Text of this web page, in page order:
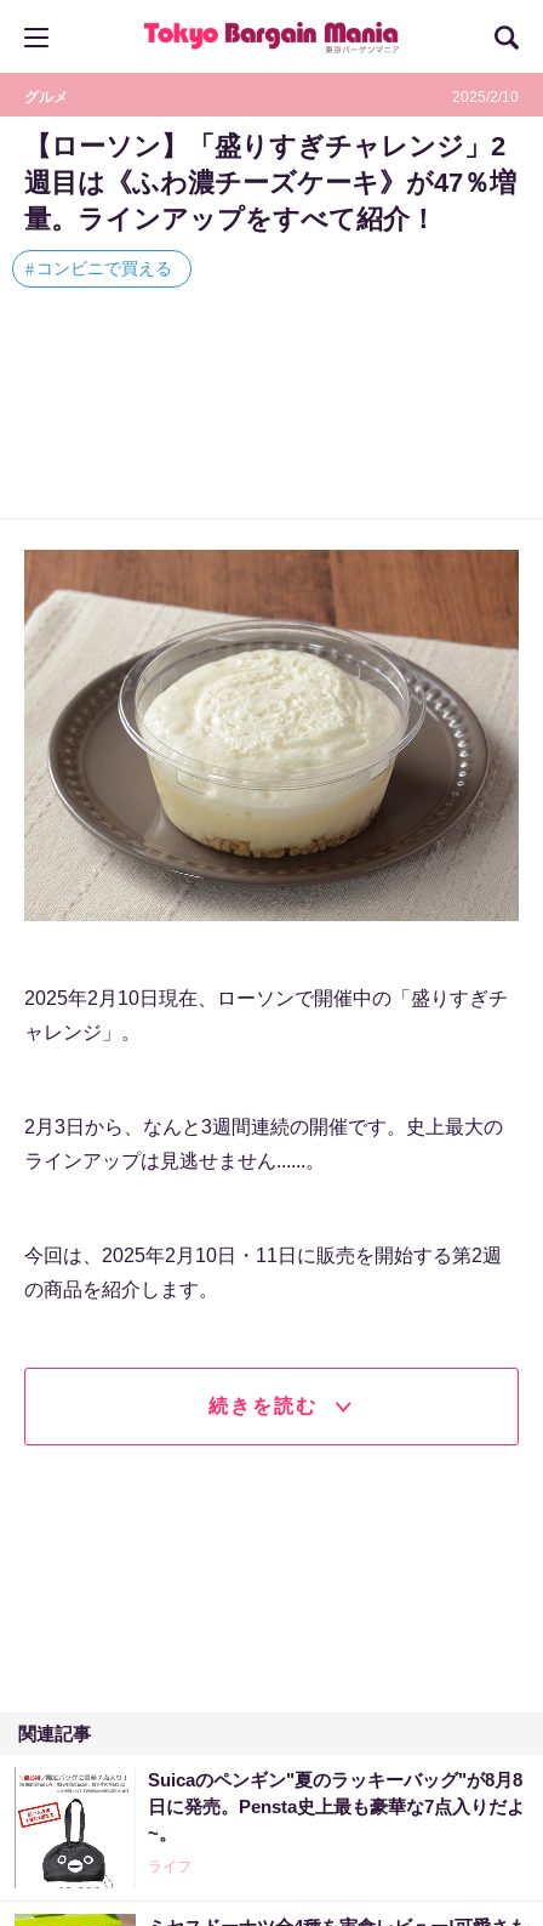
グルメ 2025/2/10
【ローソン】「盛りすぎチャレンジ」2
週目は《ふわ濃チーズケーキ》が47％増
量。ラインアップをすべて紹介！
コンビニで買える
2025年2月10日現在、ローソンで開催中の「盛りすぎチ
ャレンジ」。
2月3日から、なんと3週間連続の開催です。史上最大の
ラインアップは見逃せません......。
今回は、2025年2月10日・11日に販売を開始する第2週
の商品を紹介します。
続きを読む
関連記事
Suicaのペンギン"夏のラッキーバッグ"が8月8
日に発売。Pensta史上最も豪華な7点入りだよ
~。
ライフ